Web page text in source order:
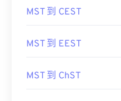
MST 到 CEST
MST 到 EEST
MST 到 ChST